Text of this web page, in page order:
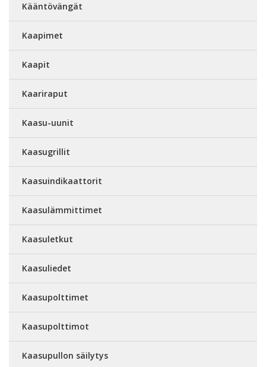
Kääntövängät
Kaapimet
Kaapit
Kaariraput
Kaasu-uunit
Kaasugrillit
Kaasuindikaattorit
Kaasulämmittimet
Kaasuletkut
Kaasuliedet
Kaasupolttimet
Kaasupolttimot
Kaasupullon säilytys